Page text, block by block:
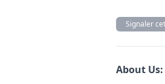
Signaler
Description
About Us: